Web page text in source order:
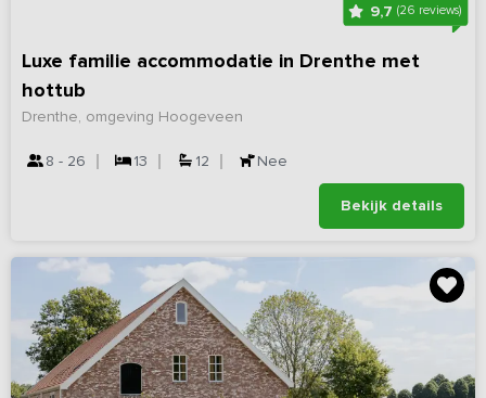
9,7 (26 reviews)
Luxe familie accommodatie in Drenthe met
hottub
Drenthe, omgeving Hoogeveen
8 - 26 13 12 Nee
Bekijk details